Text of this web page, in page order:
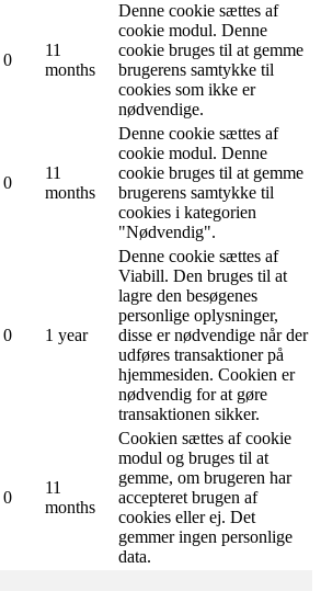
0
11
months
Denne cookie sættes af
cookie modul. Denne
cookie bruges til at gemme
brugerens samtykke til
cookies som ikke er
nødvendige.
0
11
months
Denne cookie sættes af
cookie modul. Denne
cookie bruges til at gemme
brugerens samtykke til
cookies i kategorien
"Nødvendig".
0 1 year
Denne cookie sættes af
Viabill. Den bruges til at
lagre den besøgenes
personlige oplysninger,
disse er nødvendige når der
udføres transaktioner på
hjemmesiden. Cookien er
nødvendig for at gøre
transaktionen sikker.
0
11
months
Cookien sættes af cookie
modul og bruges til at
gemme, om brugeren har
accepteret brugen af ​​
cookies eller ej. Det
gemmer ingen personlige
data.